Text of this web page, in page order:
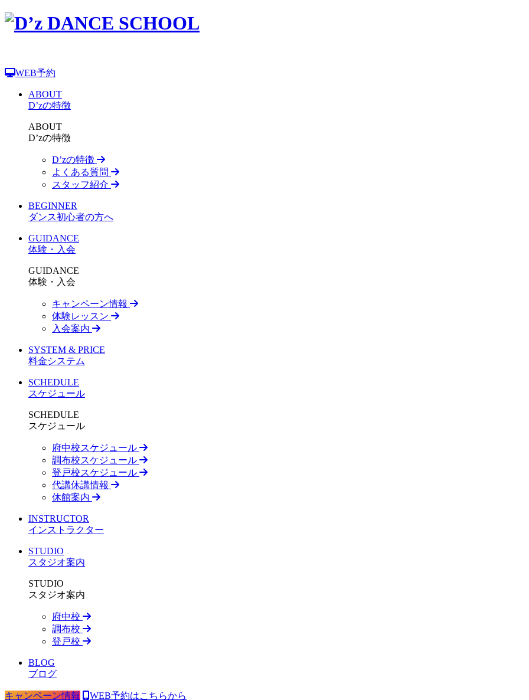
WEB予約
ABOUT
D’zの特徴
ABOUT
D’zの特徴
D’zの特徴
よくある質問
スタッフ紹介
BEGINNER
ダンス初心者の方へ
GUIDANCE
体験・入会
GUIDANCE
体験・入会
キャンペーン情報
体験レッスン
入会案内
SYSTEM & PRICE
料金システム
SCHEDULE
スケジュール
SCHEDULE
スケジュール
府中校スケジュール
調布校スケジュール
登戸校スケジュール
代講休講情報
休館案内
INSTRUCTOR
インストラクター
STUDIO
スタジオ案内
STUDIO
スタジオ案内
府中校
調布校
登戸校
BLOG
ブログ
キャンペーン情報 WEB予約はこちらから